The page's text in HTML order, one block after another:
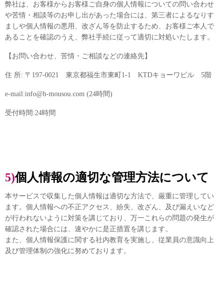
弊社は、お客様からお客様ご自身の個人情報についての問い合わせ
や苦情・相談等のお申し出があった場合には、第三者によるなりす
ましや個人情報の悪用、改ざん等を防止するため、お客様ご本人で
あることを確認のうえ、弊社手続に従って適切に対処いたします。
【お問い合わせ、苦情・ご相談などの連絡先】
住 所: 〒197-0021 東京都福生市東町1-1 KTDキョーワビル 5階
e-mail:info@h-mousou.com (24時間)
受付時間:24時間
5)個人情報の適切な管理方法について
本サービスで収集した個人情報は適切な方法で、厳重に管理してい
ます。個人情報への不正アクセス、紛失、改ざん、及び漏えいなど
が行われないように対策を講じており、万一これらの問題の発生が
確認された場合には、速やかに是正措置を講じます。
また、個人情報保護に関する社内教育を実施し、従業員の意識向上
及び管理体制の強化に努めております。